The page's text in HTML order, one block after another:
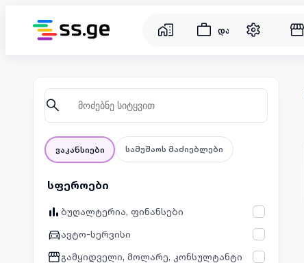
დასაქმება
ვაკანსიები სამუშაოს მაძიებლები
სფეროები
ბუღალტერია, ფინანსები
ავტო-სერვისი
გამყიდველი, მოლარე, კონსულტანტი